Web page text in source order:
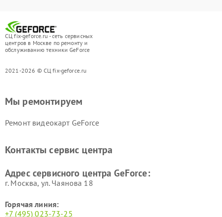
СЦ fix-geforce.ru - сеть сервисных
центров в Москве по ремонту и
обслуживанию техники GeForce
2021-2026 © СЦ fix-geforce.ru
Мы ремонтируем
Ремонт видеокарт GeForce
Контакты сервис центра
Адрес сервисного центра GeForce:
г. Москва, ул. Чаянова 18
Горячая линия:
+7 (495) 023-73-25